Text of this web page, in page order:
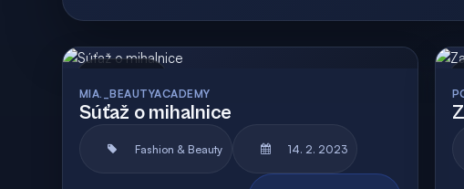
MIA._BEAUTYACADEMY
Súťaž o mihalnice
Fashion & Beauty 14. 2. 2023